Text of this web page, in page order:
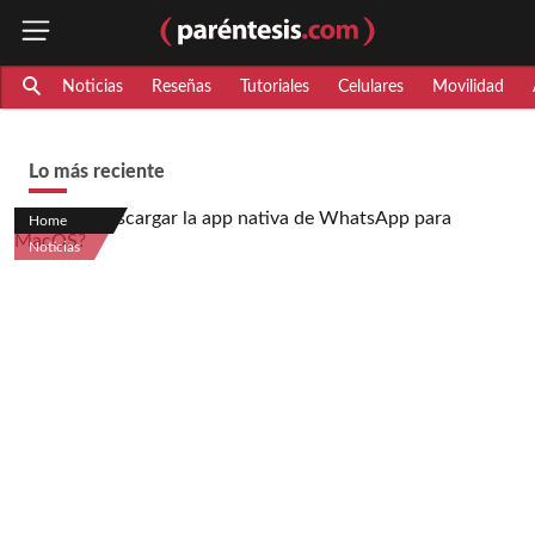
Noticias Reseñas Tutoriales Celulares Movilidad
Lo más reciente
Home
Noticias